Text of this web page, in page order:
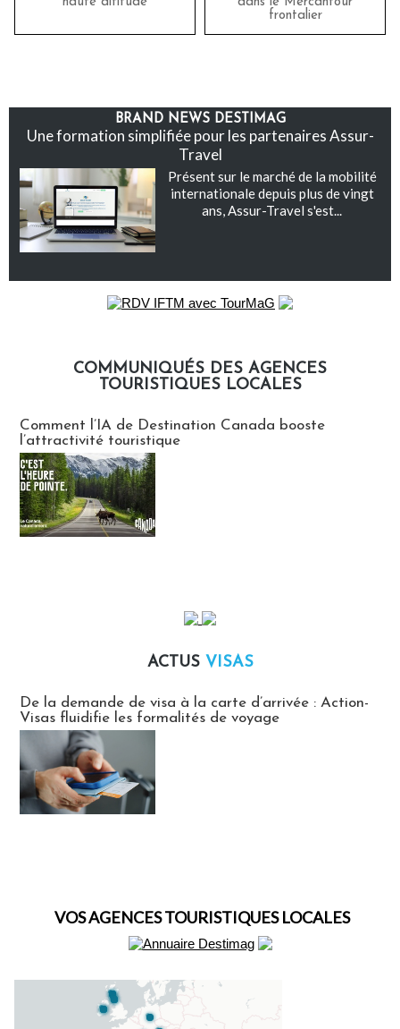
frontalier
BRAND NEWS DESTIMAG
Une formation simplifiée pour les partenaires Assur-
Travel
Présent sur le marché de la mobilité
internationale depuis plus de vingt
ans, Assur-Travel s'est...
COMMUNIQUÉS DES AGENCES
TOURISTIQUES LOCALES
Comment l’IA de Destination Canada booste
l’attractivité touristique
ACTUS VISAS
De la demande de visa à la carte d’arrivée : Action-
Visas fluidifie les formalités de voyage
VOS AGENCES TOURISTIQUES LOCALES